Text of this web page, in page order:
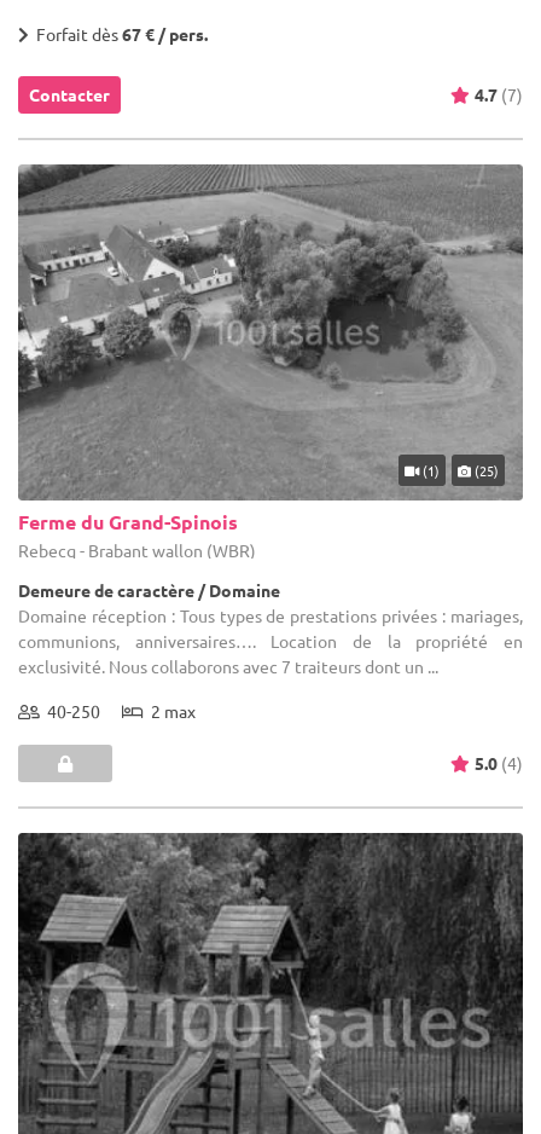
Forfait dès67 € / pers.
Contacter 4.7 (7)
(1) (25)
Ferme du Grand-Spinois
Rebecq - Brabant wallon (WBR)
Demeure de caractère / Domaine
Domaine réception : Tous types de prestations privées : mariages,
communions, anniversaires…. Location de la propriété en
exclusivité. Nous collaborons avec 7 traiteurs dont un ...
40-250 2 max
5.0 (4)